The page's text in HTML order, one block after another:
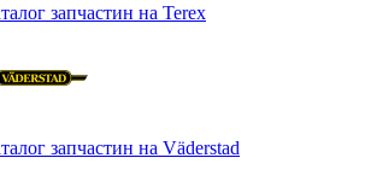
запчастин на Terex
запчастин на Väderstad